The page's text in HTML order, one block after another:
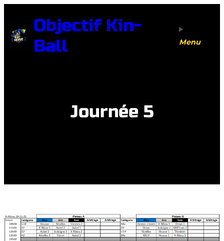
contenu
Objectif Kin-
Ball
Menu
Journée 5